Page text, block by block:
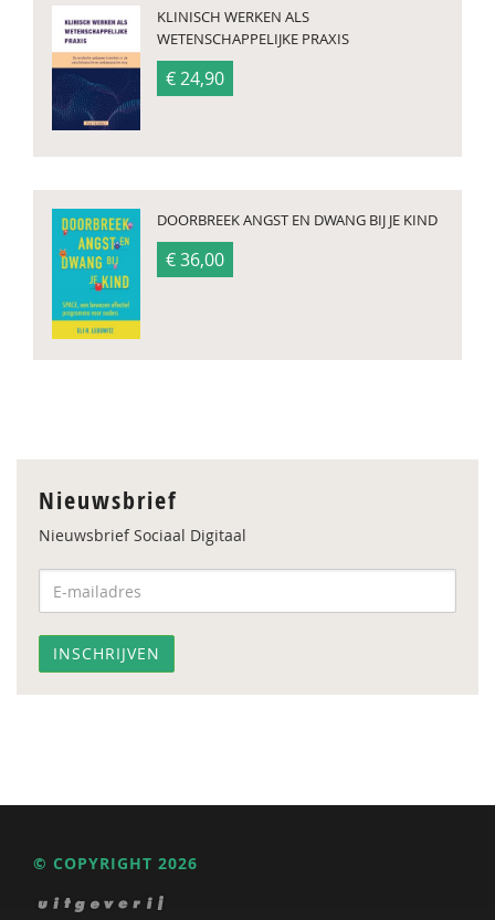
KLINISCH WERKEN ALS
WETENSCHAPPELIJKE PRAXIS
€ 24,90
DOORBREEK ANGST EN DWANG BIJ JE KIND
€ 36,00
Nieuwsbrief
Nieuwsbrief Sociaal Digitaal
© COPYRIGHT 2026